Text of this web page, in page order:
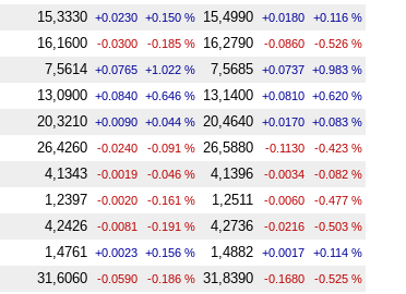
15,3330 +0.0230 +0.150 % 15,4990 +0.0180 +0.116 %
16,1600 -0.0300 -0.185 % 16,2790 -0.0860 -0.526 %
7,5614 +0.0765 +1.022 % 7,5685 +0.0737 +0.983 %
13,0900 +0.0840 +0.646 % 13,1400 +0.0810 +0.620 %
20,3210 +0.0090 +0.044 % 20,4640 +0.0170 +0.083 %
26,4260 -0.0240 -0.091 % 26,5880 -0.1130 -0.423 %
4,1343 -0.0019 -0.046 % 4,1396 -0.0034 -0.082 %
1,2397 -0.0020 -0.161 % 1,2511 -0.0060 -0.477 %
4,2426 -0.0081 -0.191 % 4,2736 -0.0216 -0.503 %
1,4761 +0.0023 +0.156 % 1,4882 +0.0017 +0.114 %
31,6060 -0.0590 -0.186 % 31,8390 -0.1680 -0.525 %